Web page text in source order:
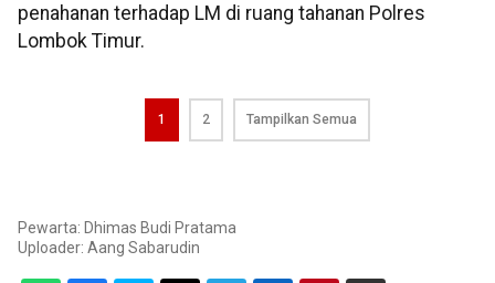
penahanan terhadap LM di ruang tahanan Polres
Lombok Timur.
1 2 Tampilkan Semua
Pewarta: Dhimas Budi Pratama
Uploader: Aang Sabarudin